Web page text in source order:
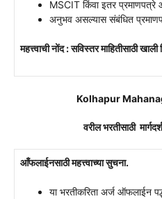
MSCIT किंवा इतर
अनुभव असल्यास संबंधित
महत्त्वाची नोंद : सविस्तर माहितीसाठी
Kolhapur
वरील भरतीसाठी
आँफलाईनसाठी महत्त्वाच्या सुचना.
या भरतीकरिता अर्ज ऑफलाईन